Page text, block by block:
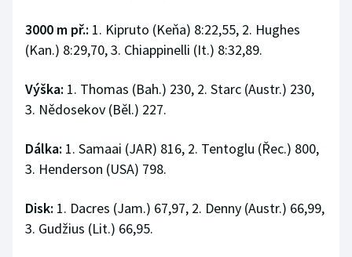
3000 m př.: 1. Kipruto (Keňa) 8:22,55, 2. Hughes
(Kan.) 8:29,70, 3. Chiappinelli (It.) 8:32,89.
Výška: 1. Thomas (Bah.) 230, 2. Starc (Austr.) 230,
3. Nědosekov (Běl.) 227.
Dálka: 1. Samaai (JAR) 816, 2. Tentoglu (Řec.) 800,
3. Henderson (USA) 798.
Disk: 1. Dacres (Jam.) 67,97, 2. Denny (Austr.) 66,99,
3. Gudžius (Lit.) 66,95.